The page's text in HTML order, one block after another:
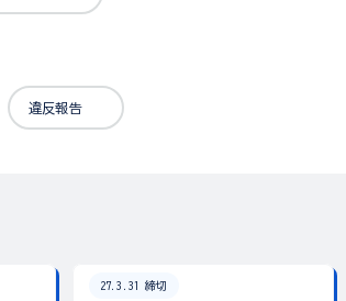
違反報告
27.3.31 締切